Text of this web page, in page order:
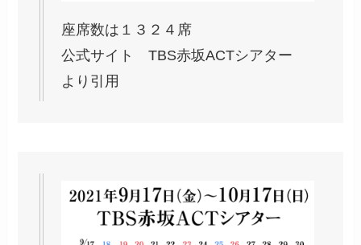
座席数は１３２４席
公式サイトTBS赤坂ACTシアター
より引用